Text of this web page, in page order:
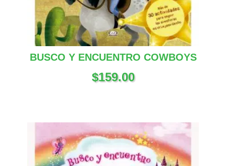
BUSCO Y ENCUENTRO COWBOYS
$159.00